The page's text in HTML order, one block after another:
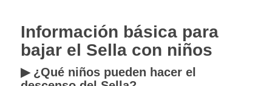
Información básica para
bajar el Sella con niños
▶ ¿Qué niños pueden hacer el